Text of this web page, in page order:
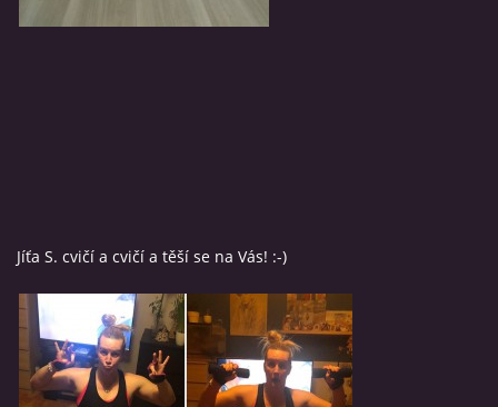
Jíťa S. cvičí a cvičí a těší se na Vás! :-)